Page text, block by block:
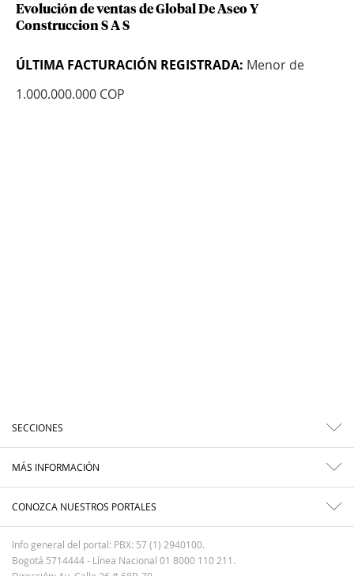
Evolución de ventas de Global De Aseo Y
Construccion S A S
ÚLTIMA FACTURACIÓN REGISTRADA: Menor de
1.000.000.000 COP
SECCIONES
MÁS INFORMACIÓN
CONOZCA NUESTROS PORTALES
Info general del portal: PBX: 57 (1) 2940100.
Bogotá 5714444 - Línea Nacional 01 8000 110 211.